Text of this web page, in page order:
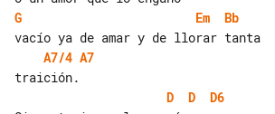
G
Em
Bb
A7/4 A7
D
D
D6